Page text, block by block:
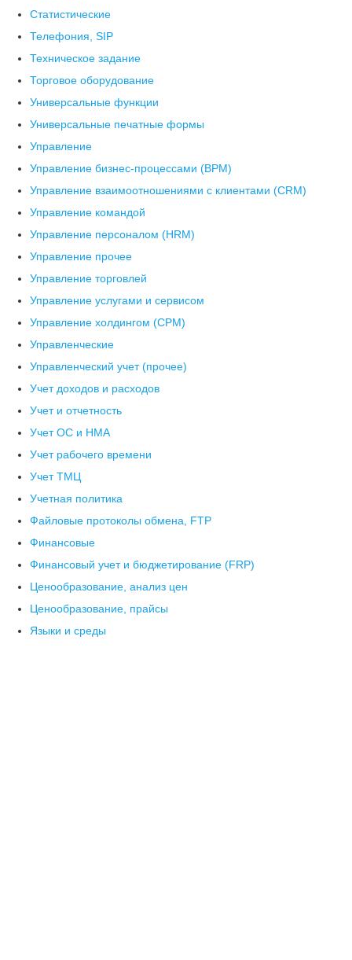
Статистические
Телефония, SIP
Техническое задание
Торговое оборудование
Универсальные функции
Универсальные печатные формы
Управление
Управление бизнес-процессами (BPM)
Управление взаимоотношениями с клиентами (СRM)
Управление командой
Управление персоналом (HRM)
Управление прочее
Управление торговлей
Управление услугами и сервисом
Управление холдингом (CPM)
Управленческие
Управленческий учет (прочее)
Учет доходов и расходов
Учет и отчетность
Учет ОС и НМА
Учет рабочего времени
Учет ТМЦ
Учетная политика
Файловые протоколы обмена, FTP
Финансовые
Финансовый учет и бюджетирование (FRP)
Ценообразование, анализ цен
Ценообразование, прайсы
Языки и среды